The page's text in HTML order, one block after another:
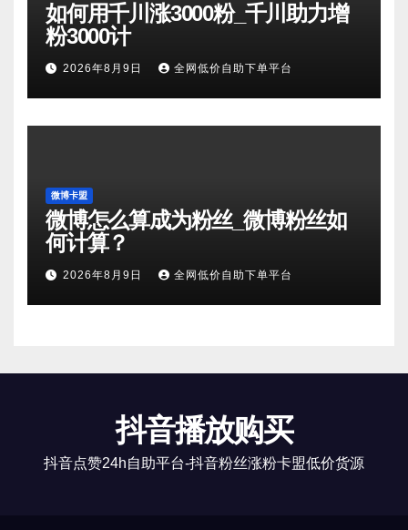
如何用千川涨3000粉_千川助力增
粉3000计
2026年8月9日 全网低价自助下单平台
微博卡盟
微博怎么算成为粉丝_微博粉丝如
何计算？
2026年8月9日 全网低价自助下单平台
抖音播放购买
抖音点赞24h自助平台-抖音粉丝涨粉卡盟低价货源